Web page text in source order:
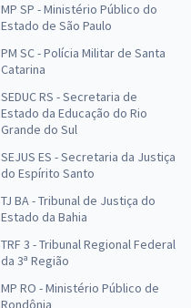
MP SP - Ministério Público do
Estado de São Paulo
PM SC - Polícia Militar de Santa
Catarina
SEDUC RS - Secretaria de
Estado da Educação do Rio
Grande do Sul
SEJUS ES - Secretaria da Justiça
do Espírito Santo
TJ BA - Tribunal de Justiça do
Estado da Bahia
TRF 3 - Tribunal Regional Federal
da 3ª Região
MP RO - Ministério Público de
Rondônia